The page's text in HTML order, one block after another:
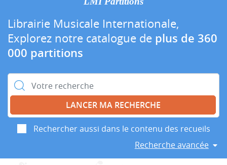
Librairie Musicale Internationale,
Explorez notre catalogue de plus de 360
000 partitions
Rechercher :
Rechercher aussi dans le contenu des recueils
Recherche avancée